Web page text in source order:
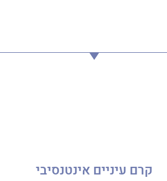
קרם עיניים אינטנסיבי